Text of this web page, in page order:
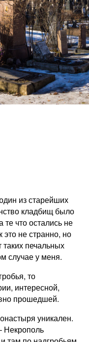
из старейших
кладбищ было
что остались не
это не странно, но
печальных
случае у меня.
то
интересной,
прошедшей.
уникален.
Некрополь